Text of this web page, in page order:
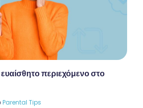
περιεχόμενο στο
Parental Tips